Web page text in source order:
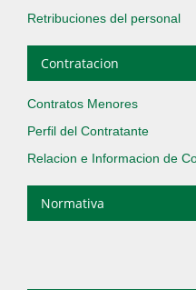
Retribuciones del personal
Contratacion
Contratos Menores
Perfil del Contratante
Relacion e Informacion de
Normativa